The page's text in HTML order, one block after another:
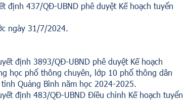
định 437/QĐ-UBND phê duyệt Kế hoạch tuyển
ngày 31/7/2024.
định 3893/QĐ-UBND phê duyệt Kế hoạch
học phổ thông chuyên, lớp 10 phổ thông dân
Quảng Bình năm học 2024-2025.
định 483/QĐ-UBND Điều chỉnh Kế hoạch tuyển